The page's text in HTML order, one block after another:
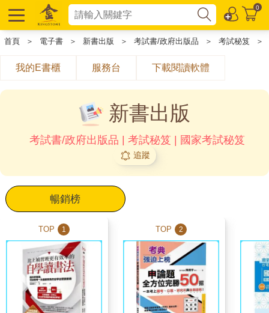
0
首頁 ＞ 電子書 ＞ 新書出版 ＞ 考試書/政府出版品 ＞ 考試秘笈 ＞
我的E書櫃 服務台 下載閱讀軟體
新書出版
考試書/政府出版品 | 考試秘笈 | 國家考試秘笈
追蹤
暢銷榜
TOP 1 TOP 2